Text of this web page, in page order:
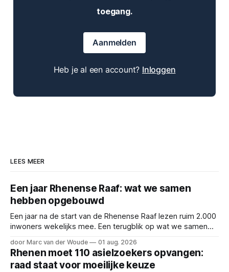
toegang.
Aanmelden
Heb je al een account? Inloggen
LEES MEER
Een jaar Rhenense Raaf: wat we samen
hebben opgebouwd
Een jaar na de start van de Rhenense Raaf lezen ruim 2.000
inwoners wekelijks mee. Een terugblik op wat we samen
door Marc van der Woude 01 aug. 2026
Rhenen moet 110 asielzoekers opvangen:
raad staat voor moeilijke keuze